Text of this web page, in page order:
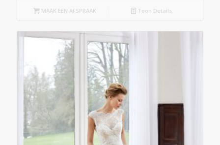
MAAK EEN AFSPRAAK Toon Details